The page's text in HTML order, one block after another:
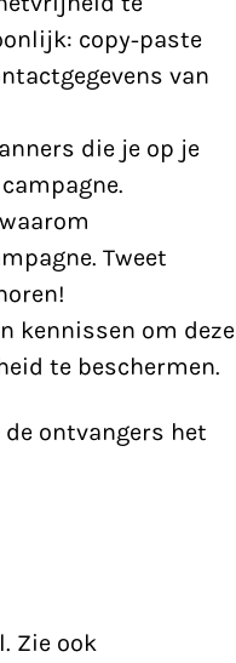
copy-paste
van
die je op je
Tweet
kennissen om deze
te beschermen.
ontvangers het
Zie ook